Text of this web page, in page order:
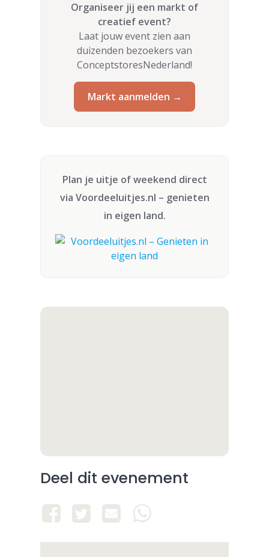
Organiseer jij een markt of
creatief event?
Laat jouw event zien aan
duizenden bezoekers van
ConceptstoresNederland!
Markt aanmelden →
Plan je uitje of weekend direct
via Voordeeluitjes.nl – genieten
in eigen land.
Deel dit evenement